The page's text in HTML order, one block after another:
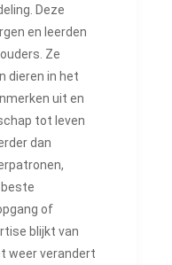
Deze
en leerden
Ze
dieren in het
uit en
tot leven
dan
of
blijkt van
weer verandert